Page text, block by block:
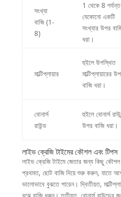
সংখ্যা
বাজি (1-
8)
1 থেকে 8 পর্যন্ত
যেকোনো একটি
সংখ্যার উপর
ধরা।
মাল্টিপ্লায়ার
হুইলে উপস্থিত
মাল্টিপ্লায়ারের
বাজি ধরা।
বোনার্স
রাউন্ড
হুইলে বোনার্স
উপর বাজি ধরা।
লাইভ ক্রেজি টাইমের কৌশল এবং টিপস
লাইভ ক্রেজি টাইমে জেতার জন্য কিছু
প্রথমত, ছোট বাজি দিয়ে শুরু করুন, যাতে
ভালোভাবে বুঝতে পারেন। দ্বিতীয়ত,